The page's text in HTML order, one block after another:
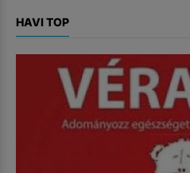
HAVI TOP